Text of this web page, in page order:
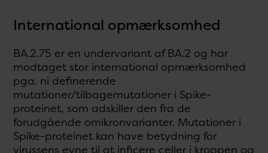
International opmærksomhed
BA.2.75 er en undervariant af BA.2 og har
modtaget stor international opmærksomhed
pga. ni definerende
mutationer/tilbagemutationer i Spike-
proteinet, som adskiller den fra de
forudgående omikronvarianter. Mutationer i
Spike-proteinet kan have betydning for
virussens evne til at inficere celler i kroppen og